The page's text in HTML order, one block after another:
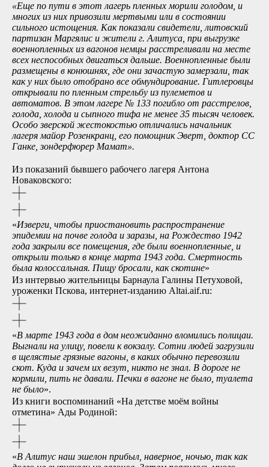
«Еще по пути в этот лагерь пленных морили голодом, и
многих из них привозили мертвыми или в состоянии
сильного истощения. Как показали свидетели, литовский
партизан Маргялис и жители г. Алитуса, при выгрузке
военнопленных из вагонов немцы расстреливали на месте
всех неспособных двигаться дальше. Военнопленные были
размещены в конюшнях, где они зачастую замерзали, так
как у них было отобрано все обмундирование. Гитлеровцы
открывали по пленным стрельбу из пулеметов и
автоматов. В этом лагере № 133 погибло от расстрелов,
голода, холода и сыпного тифа не менее 35 тысяч человек.
Особо зверской жестокостью отличались начальник
лагеря майор Розенкранц, его помощник Эверт, доктор СС
Ганке, зондерфюрер Мамат».
Из показаний бывшего рабочего лагеря Антона
Новаковского:
«Изверги, чтобы приостановить распространение
эпидемии на почве голода и заразы, на Рождество 1942
года закрыли все помещения, где были военнопленные, и
открыли только в конце марта 1943 года. Смертность
была колоссальная. Пищу бросали, как скотине»
Из интервью жительницы Барнаула Галины Петуховой,
уроженки Пскова, интернет-изданию Altai.aif.ru:
«В марте 1943 года в дом неожиданно вломились полицаи.
Выгнали на улицу, повели к вокзалу. Сотни людей загрузили
в щелястые грязные вагоны, в каких обычно перевозили
скот. Куда и зачем их везут, никто не знал. В дороге не
кормили, пить не давали. Печки в вагоне не было, туалета
не было».
Из книги воспоминаний «На детстве моём войны
отметина» Ады Родиной:
«B Алитус наш эшелон прибыл, наверное, ночью, так как